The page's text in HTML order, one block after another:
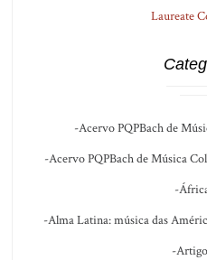
Laureate
-Acervo PQPBach de
-Acervo PQPBach de Música
-
-Alma Latina: música das
-